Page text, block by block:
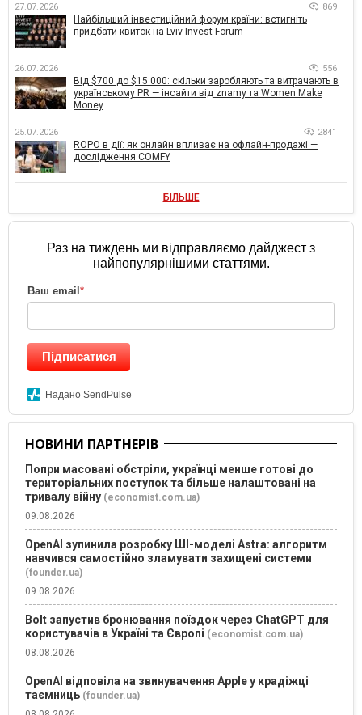
27.07.2026 869
Найбільший інвестиційний форум країни: встигніть
придбати квиток на Lviv Invest Forum
26.07.2026 556
Від $700 до $15 000: скільки заробляють та витрачають в
українському PR — інсайти від znamy та Women Make
Money
25.07.2026 2841
ROPO в дії: як онлайн впливає на офлайн-продажі —
дослідження COMFY
БІЛЬШЕ
Раз на тиждень ми відправляємо дайджест з
найпопулярнішими статтями.
Ваш email*
Підписатися
Надано SendPulse
НОВИНИ ПАРТНЕРІВ
Попри масовані обстріли, українці менше готові до
територіальних поступок та більше налаштовані на
тривалу війну (economist.com.ua)
09.08.2026
OpenAI зупинила розробку ШІ-моделі Astra: алгоритм
навчився самостійно зламувати захищені системи
(founder.ua)
09.08.2026
Bolt запустив бронювання поїздок через ChatGPT для
користувачів в Україні та Європі (economist.com.ua)
08.08.2026
OpenAI відповіла на звинувачення Apple у крадіжці
таємниць (founder.ua)